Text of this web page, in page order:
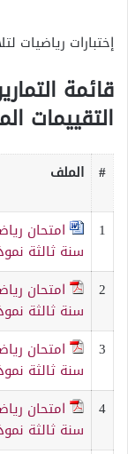
إختبارات رياضيات
قائمة
التقييمات
# الملف
1
امتحان
سنة ثالثة
2
امتحان
سنة ثالثة
3
امتحان
سنة ثالثة
4
امتحان
سنة ثالثة